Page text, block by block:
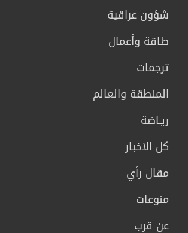
شؤون عراقية
طاقة وأعمال
ترجمات
المنطقة والعالم
ريـاضة
كل الاخبار
مقال رأي
منوعات
عن قرب